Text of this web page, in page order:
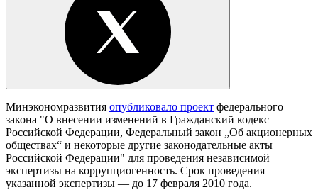
Минэкономразвития опубликовало проект федерального
закона "О внесении изменений в Гражданский кодекс
Российской Федерации, Федеральный закон „Об акционерных
обществах“ и некоторые другие законодательные акты
Российской Федерации" для проведения независимой
экспертизы на коррупциогенность. Срок проведения
указанной экспертизы — до 17 февраля 2010 года.